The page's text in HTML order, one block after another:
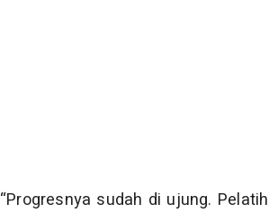
“Progresnya sudah di ujung.